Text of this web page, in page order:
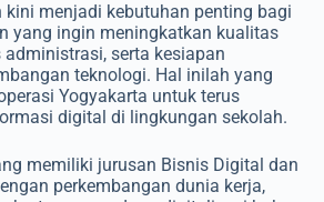
menjadi kebutuhan penting bagi
yang ingin meningkatkan kualitas
serta kesiapan
teknologi. Hal inilah yang
Yogyakarta untuk terus
digital di lingkungan sekolah.
memiliki jurusan Bisnis Digital dan
perkembangan dunia kerja,